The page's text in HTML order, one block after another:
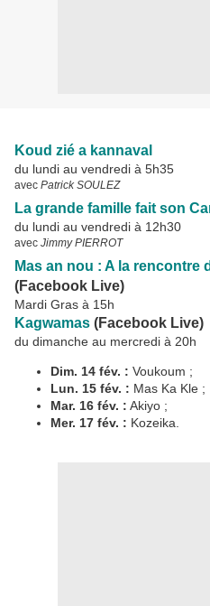
Koud zié a kannaval
du lundi au vendredi à 5h35
avec Patrick SOULEZ
La grande famille fait son
du lundi au vendredi à 12h30
avec Jimmy PIERROT
Mas an nou : A la rencontre
(Facebook Live)
Mardi Gras à 15h
Kagwamas (Facebook Live)
du dimanche au mercredi à 20h
Dim. 14 fév. : Voukoum ;
Lun. 15 fév. : Mas Ka Kle ;
Mar. 16 fév. : Akiyo ;
Mer. 17 fév. : Kozeika.